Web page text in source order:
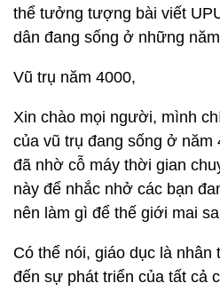
thể tưởng tượng bài viết
dân đang sống ở những
Vũ trụ năm 4000,
Xin chào mọi người, mình
của vũ trụ đang sống ở năm
đã nhờ cỗ máy thời gian
này để nhắc nhở các bạn
nên làm gì để thế giới mai
Có thể nói, giáo dục là
đến sự phát triển của tất cả